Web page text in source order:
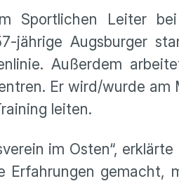
Sportlichen Leiter bei
jährige Augsburger
Außerdem
Er wird/wurde
leiten.
im Osten“, erklärte
Erfahrungen gemacht,